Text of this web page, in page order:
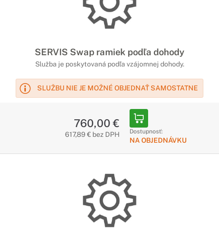
SERVIS Swap ramiek podľa dohody
Služba je poskytovaná podľa vzájomnej dohody.
SLUŽBU NIE JE MOŽNÉ OBJEDNAŤ SAMOSTATNE
760,00 €
617,89 € bez DPH Dostupnosť:
NA OBJEDNÁVKU